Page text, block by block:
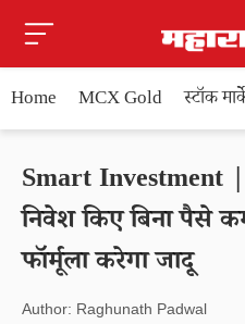
Home MCX Gold स्टॉक
Smart Investment |
निवेश किए बिना पैसे
फॉर्मूला करेगा जादू
Author: Raghunath Padwal